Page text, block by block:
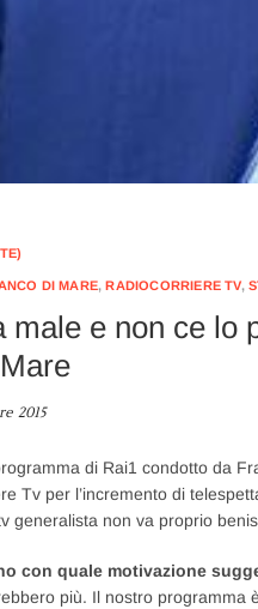
DI MARE,RADIOCORRIERE TV,
male e non ce lo
2015
di Rai1 condotto da
Tv per l’incremento di
generalista non va proprio
con quale motivazione
più. Il nostro